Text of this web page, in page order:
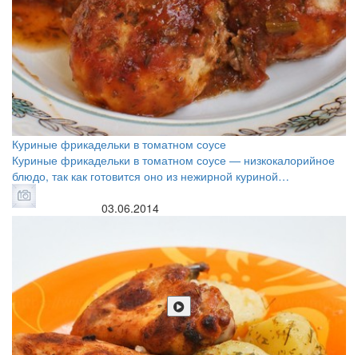
Куриные фрикадельки в томатном соусе
Куриные фрикадельки в томатном соусе — низкокалорийное
блюдо, так как готовится оно из нежирной куриной…
03.06.2014